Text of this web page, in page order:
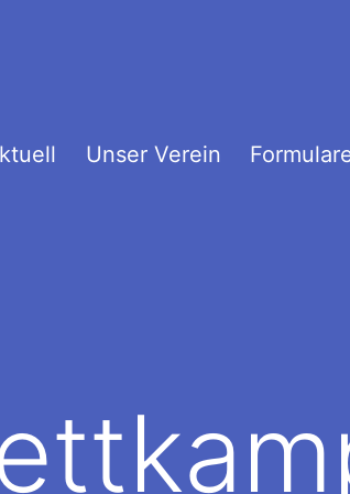
Unser Verein